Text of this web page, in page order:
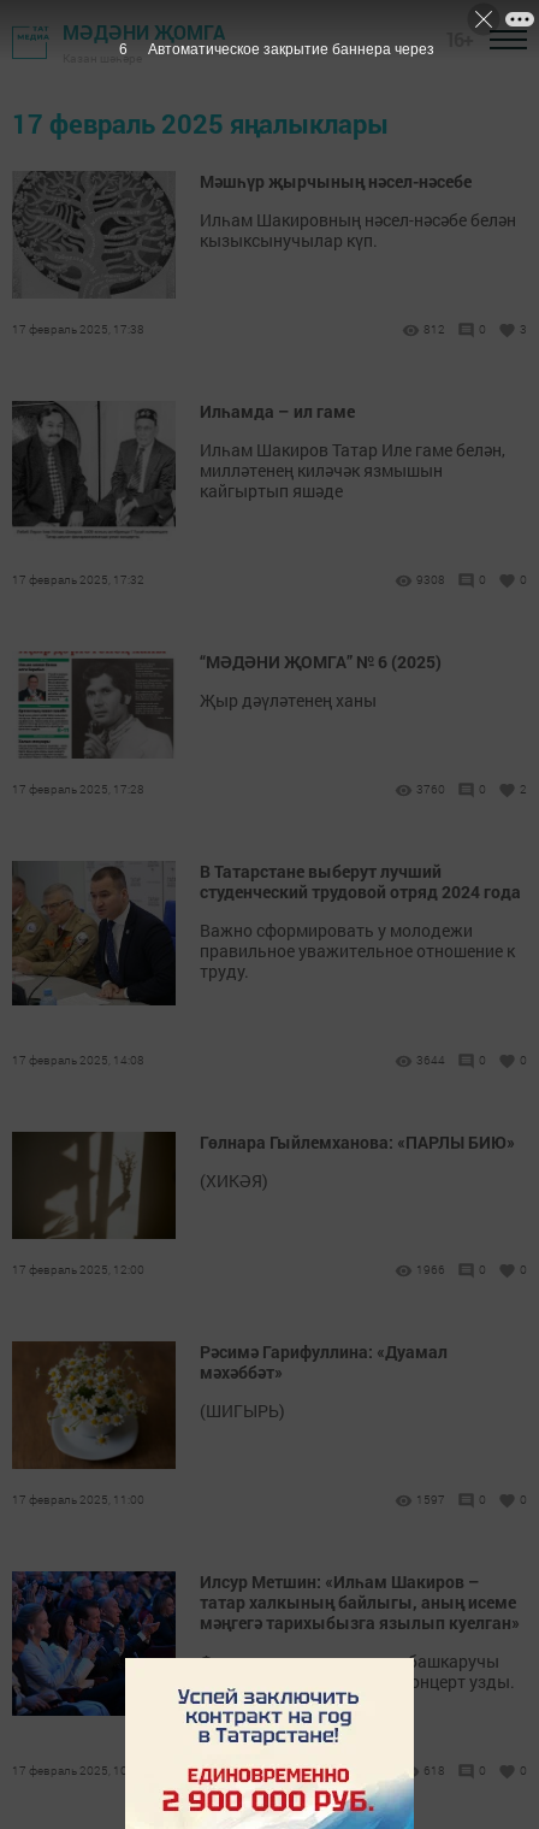
МӘДӘНИ ҖОМГА
Казан шәһәре
17 февраль 2025 яңалыклары
Мәшһүр җырчының нәсел-нәсебе
Илһам Шакировның нәсел-нәсәбе белән
кызыксынучылар күп.
17 февраль 2025, 17:38 812 0 3
Илһамда – ил гаме
Илһам Шакиров Татар Иле гаме белән,
милләтенең киләчәк язмышын
кайгыртып яшәде
17 февраль 2025, 17:32 9308 0 0
“МӘДӘНИ ҖОМГА” № 6 (2025)
Җыр дәүләтенең ханы
17 февраль 2025, 17:28 3760 0 2
В Татарстане выберут лучший
студенческий трудовой отряд 2024 года
Важно сформировать у молодежи
правильное уважительное отношение к
труду.
17 февраль 2025, 14:08 3644 0 0
Гөлнара Гыйлемханова: «ПАРЛЫ БИЮ»
(ХИКӘЯ)
17 февраль 2025, 12:00 1966 0 0
Рәсимә Гарифуллина: «Дуамал
мәхәббәт»
(ШИГЫРЬ)
17 февраль 2025, 11:00 1597 0 0
Илсур Метшин: «Илһам Шакиров –
татар халкының байлыгы, аның исеме
мәңгегә тарихыбызга язылып куелган»
Филармониядә күренекле башкаручы
истәлегенә багышланган концерт узды.
17 февраль 2025, 10:00 618 0 0
6 Автоматическое закрытие баннера через